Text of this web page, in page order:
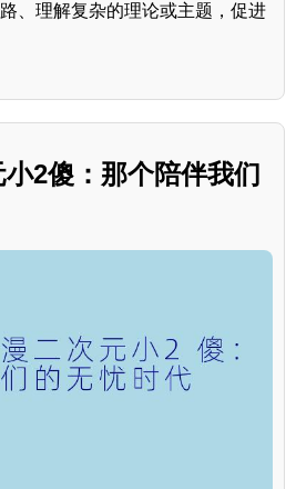
、理解复杂的理论或主题，促进
2傻：那个陪伴我们